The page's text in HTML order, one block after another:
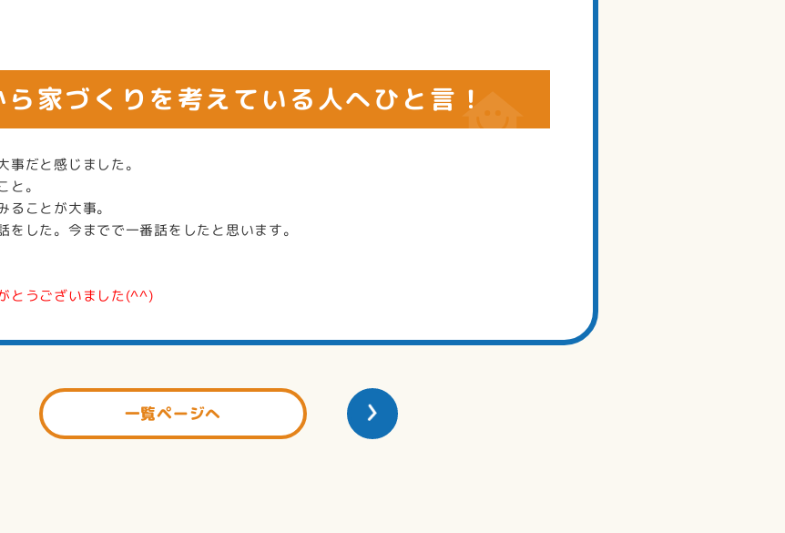
家づくりを考えている人へひと言！
事だと感じました。
。
ことが大事。
した。今までで一番話をしたと思います。
とうございました(^^)
一覧ページへ